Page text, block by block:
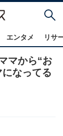
エンタメ リサ
マから“お
なってる